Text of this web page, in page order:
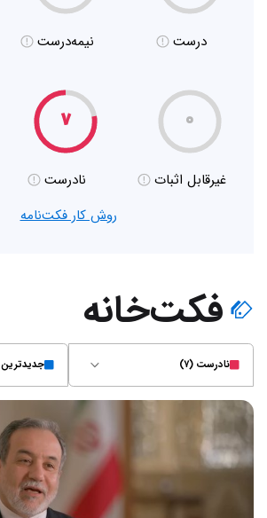
درست نیمه‌درست
۰
غیر‌قابل اثبات
۷
نادرست
روش کار فکت‌نامه
فکت‌خانه
نادرست (۷) جدیدترین